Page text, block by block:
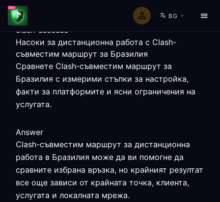
BG
clash-usecase
Насоки за дистанционна работа с Clash-
съвместим маршрут за Бразилия
Сравнете Clash-съвместим маршрут за
Бразилия с измерими стъпки за настройка,
факти за платформите и ясни ограничения на
услугата.
Answer
Clash-съвместим маршрут за дистанционна
работа в Бразилия може да ви помогне да
сравните избрана връзка, но крайният резултат
все още зависи от крайната точка, клиента,
услугата и локалната мрежа.